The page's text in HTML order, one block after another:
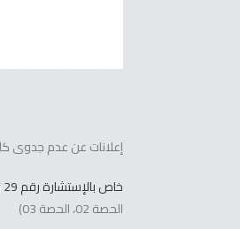
إعلانات عن عدم جدوى
خاص بالإستشارة رقم 29 بتاريخ 2024/11/25
الحصة 02، الحصة 03)